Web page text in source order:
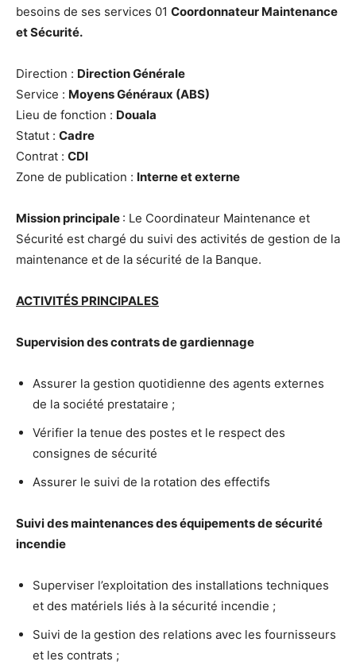
besoins de ses services 01 Coordonnateur Maintenance
et Sécurité.
Direction : Direction Générale
Service : Moyens Généraux (ABS)
Lieu de fonction : Douala
Statut : Cadre
Contrat : CDI
Zone de publication : Interne et externe
Mission principale : Le Coordinateur Maintenance et
Sécurité est chargé du suivi des activités de gestion de la
maintenance et de la sécurité de la Banque.
ACTIVITÉS PRINCIPALES
Supervision des contrats de gardiennage
Assurer la gestion quotidienne des agents externes
de la société prestataire ;
Vérifier la tenue des postes et le respect des
consignes de sécurité
Assurer le suivi de la rotation des effectifs
Suivi des maintenances des équipements de sécurité
incendie
Superviser l’exploitation des installations techniques
et des matériels liés à la sécurité incendie ;
Suivi de la gestion des relations avec les fournisseurs
et les contrats ;